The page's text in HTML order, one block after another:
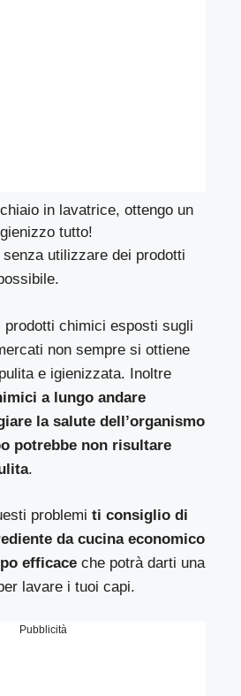
in lavatrice, ottengo un
tutto!
senza utilizzare dei prodotti
chimici esposti sugli
non sempre si ottiene
e igienizzata. Inoltre
a lungo andare
la salute dell’organismo
potrebbe non risultare
.
problemi ti consiglio di
da cucina economico
efficace che potrà darti una
lavare i tuoi capi.
Pubblicità